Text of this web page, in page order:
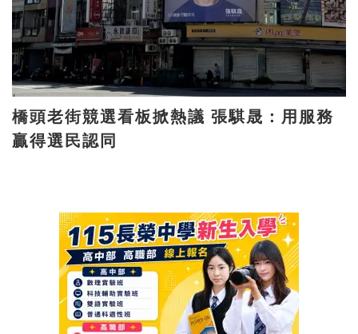
橋頭老街競選看板掀熱議 張騏晟：用服務
贏得選民認同